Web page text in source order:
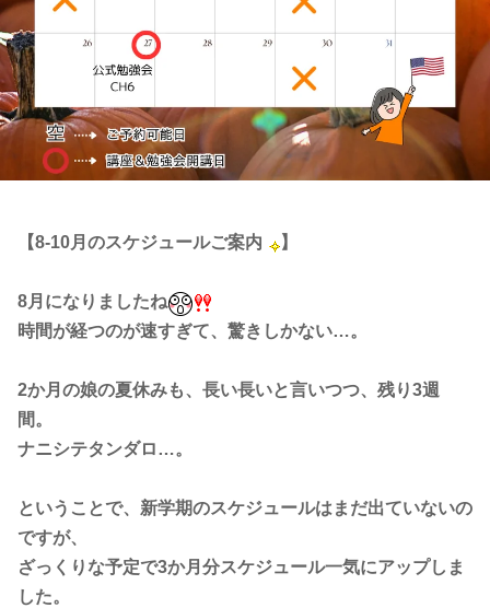
【8-10月のスケジュールご案内 】
8月になりましたね
時間が経つのが速すぎて、驚きしかない…。
2か月の娘の夏休みも、長い長いと言いつつ、残り3週
間。
ナニシテタンダロ…。
ということで、新学期のスケジュールはまだ出ていないの
ですが、
ざっくりな予定で3か月分スケジュール一気にアップしま
した。